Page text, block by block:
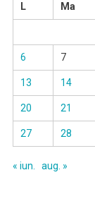
L
Ma
6 7
13 14
20 21
27 28
« iun. aug. »